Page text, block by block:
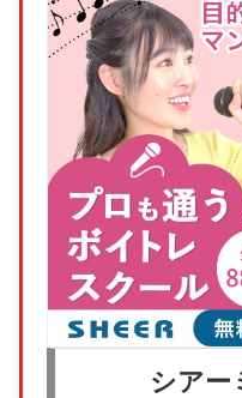
シアー